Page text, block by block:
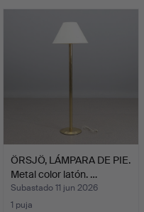
ÖRSJÖ, LÁMPARA DE PIE.
Metal color latón. …
Subastado 11 jun 2026
1 puja